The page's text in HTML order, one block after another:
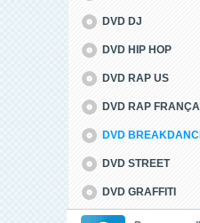
DVD DJ
DVD HIP HOP
DVD RAP US
DVD RAP
DVD
DVD STREET
DVD GRAFFITI